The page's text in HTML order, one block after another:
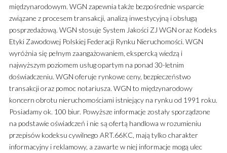
międzynarodowym. WGN zapewnia także bezpośrednie wsparcie
związane z procesem transakcji, analizą inwestycyjną i obsługą
posprzedażową. WGN stosuje System Jakości ZJ WGN oraz Kodeks
Etyki Zawodowej Polskiej Federacji Rynku Nieruchomości. WGN
wyróżnia się pełnym zaangażowaniem, ekspercką wiedzą i
najwyższym poziomem usług opartym na ponad 30-letnim
doświadczeniu. WGN oferuje rynkowe ceny, bezpieczeństwo
transakcji oraz pomoc notariusza. WGN to międzynarodowy
koncern obrotu nieruchomościami istniejący na rynku od 1991 roku.
Posiadamy ok. 100 biur. Powyższe informacje zostały sporządzone
na podstawie oświadczeń i nie są ofertą handlowa w rozumieniu
przepisów kodeksu cywilnego ART.66KC, mają tylko charakter
informacyjny i reklamowy, a zawarte w niej informacje mogą ulec